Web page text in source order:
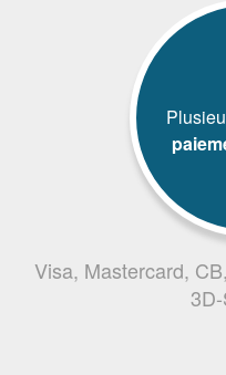
Visa, Mastercard,